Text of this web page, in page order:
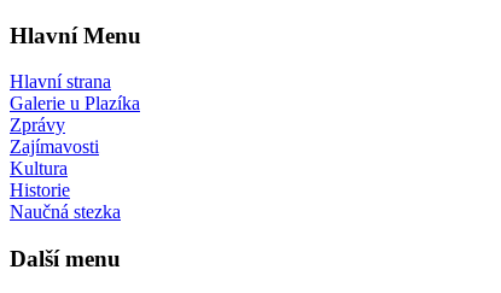
Hlavní Menu
Hlavní strana
Galerie u Plazíka
Zprávy
Zajímavosti
Kultura
Historie
Naučná stezka
Další menu